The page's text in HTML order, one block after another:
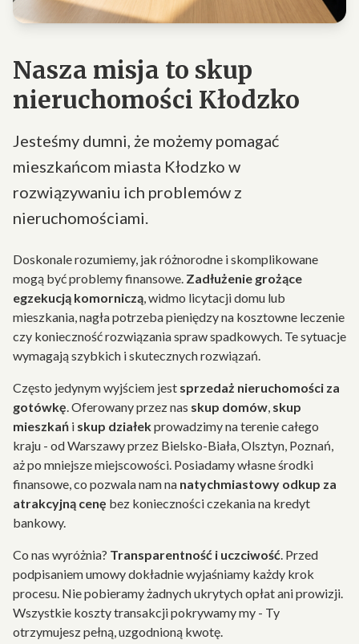
Nasza misja to skup
nieruchomości Kłodzko
Jesteśmy dumni, że możemy pomagać
mieszkańcom miasta Kłodzko w
rozwiązywaniu ich problemów z
nieruchomościami.
Doskonale rozumiemy, jak różnorodne i skomplikowane
mogą być problemy finansowe. Zadłużenie grożące
egzekucją komorniczą, widmo licytacji domu lub
mieszkania, nagła potrzeba pieniędzy na kosztowne leczenie
czy konieczność rozwiązania spraw spadkowych. Te sytuacje
wymagają szybkich i skutecznych rozwiązań.
Często jedynym wyjściem jest sprzedaż nieruchomości za
gotówkę. Oferowany przez nas skup domów, skup
mieszkań i skup działekprowadzimy na terenie całego
kraju - od Warszawy przez Bielsko-Biała, Olsztyn, Poznań,
aż po mniejsze miejscowości. Posiadamy własne środki
finansowe, co pozwala nam na natychmiastowy odkup za
atrakcyjną cenę bez konieczności czekania na kredyt
bankowy.
Co nas wyróżnia? Transparentność i uczciwość. Przed
podpisaniem umowy dokładnie wyjaśniamy każdy krok
procesu. Nie pobieramy żadnych ukrytych opłat ani prowizji.
Wszystkie koszty transakcji pokrywamy my - Ty
otrzymujesz pełną, uzgodnioną kwotę.